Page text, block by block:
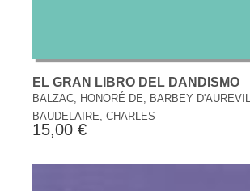
EL GRAN LIBRO DEL DANDISMO
BALZAC, HONORÉ DE, BARBEY
BAUDELAIRE, CHARLES
15,00 €